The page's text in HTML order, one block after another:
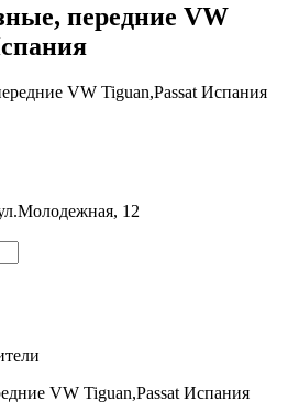
передние VW
12
VW Tiguan,Passat Испания